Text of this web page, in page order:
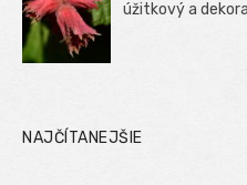
úžitkový a
NAJČÍTANEJŠIE